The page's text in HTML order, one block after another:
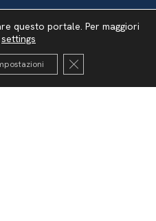
questo portale. Per maggiori
settings
Close GDPR